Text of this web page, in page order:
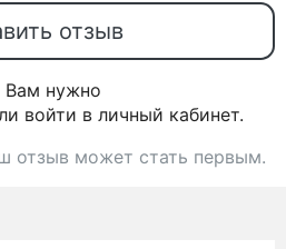
отзыв
Вам нужно
войти в личный кабинет.
отзыв может стать первым.